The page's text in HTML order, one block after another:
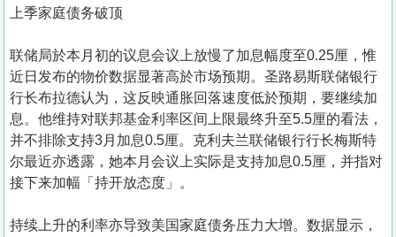
我
们
上季家庭债务破顶
联储局於本月初的议息会议上放慢了加息幅度至0.25厘，惟
近日发布的物价数据显著高於市场预期。圣路易斯联储银行
行长布拉德认为，这反映通胀回落速度低於预期，要继续加
息。他维持对联邦基金利率区间上限最终升至5.5厘的看法，
并不排除支持3月加息0.5厘。克利夫兰联储银行行长梅斯特
尔最近亦透露，她本月会议上实际是支持加息0.5厘，并指对
接下来加幅「持开放态度」。
持续上升的利率亦导致美国家庭债务压力大增。数据显示，